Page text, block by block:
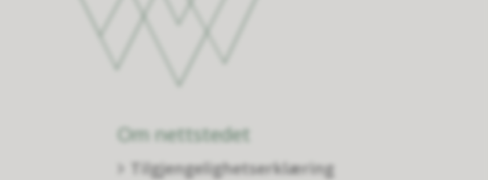
Om nettstedet
Tilgjengelighetserklæring